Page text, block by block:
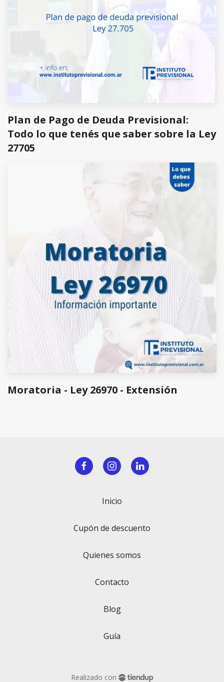
Plan de Pago de Deuda Previsional:
Todo lo que tenés que saber sobre la Ley
27705
Moratoria - Ley 26970 - Extensión
Inicio
Cupón de descuento
Quienes somos
Contacto
Blog
Guía
Realizado con